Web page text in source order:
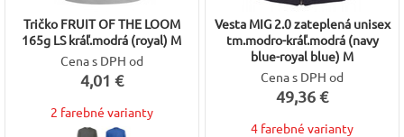
Tričko FRUIT OF THE LOOM
165g LS kráľ.modrá (royal) M
Cena s DPH od
4,01 €
2 farebné varianty
Vesta MIG 2.0 zateplená unisex
tm.modro-kráľ.modrá (navy
blue-royal blue) M
Cena s DPH od
49,36 €
4 farebné varianty